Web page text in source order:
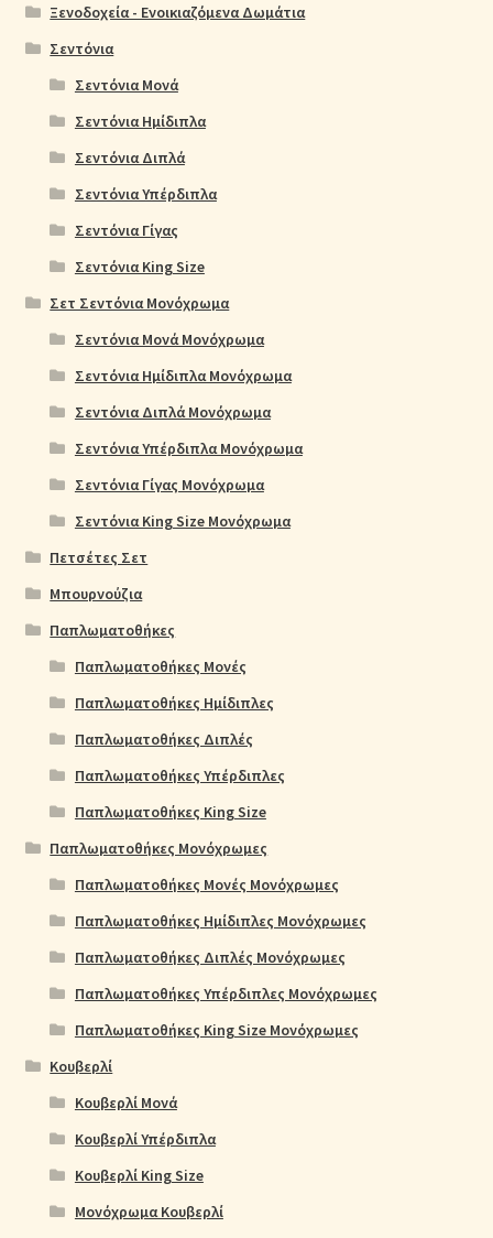
Ξενοδοχεία - Ενοικιαζόμενα Δωμάτια
Σεντόνια
Σεντόνια Μονά
Σεντόνια Ημίδιπλα
Σεντόνια Διπλά
Σεντόνια Υπέρδιπλα
Σεντόνια Γίγας
Σεντόνια King Size
Σετ Σεντόνια Μονόχρωμα
Σεντόνια Μονά Μονόχρωμα
Σεντόνια Ημίδιπλα Μονόχρωμα
Σεντόνια Διπλά Μονόχρωμα
Σεντόνια Υπέρδιπλα Μονόχρωμα
Σεντόνια Γίγας Μονόχρωμα
Σεντόνια King Size Μονόχρωμα
Πετσέτες Σετ
Μπουρνούζια
Παπλωματοθήκες
Παπλωματοθήκες Μονές
Παπλωματοθήκες Ημίδιπλες
Παπλωματοθήκες Διπλές
Παπλωματοθήκες Υπέρδιπλες
Παπλωματοθήκες King Size
Παπλωματοθήκες Μονόχρωμες
Παπλωματοθήκες Μονές Μονόχρωμες
Παπλωματοθήκες Ημίδιπλες Μονόχρωμες
Παπλωματοθήκες Διπλές Μονόχρωμες
Παπλωματοθήκες Υπέρδιπλες Μονόχρωμες
Παπλωματοθήκες King Size Μονόχρωμες
Κουβερλί
Κουβερλί Μονά
Κουβερλί Υπέρδιπλα
Κουβερλί King Size
Μονόχρωμα Κουβερλί